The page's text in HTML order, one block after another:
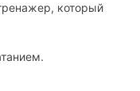
который